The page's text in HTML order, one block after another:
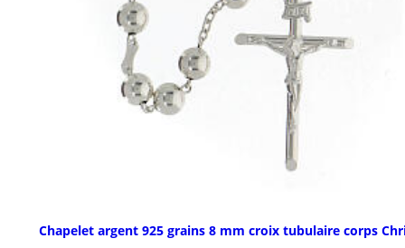
Chapelet argent 925 grains 8 mm croix tubulaire corps